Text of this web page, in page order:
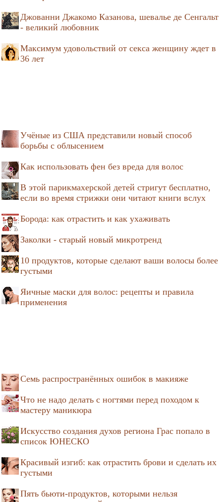
Джованни Джакомо Казанова, шевалье де Сенгальт
- великий любовник
Максимум удовольствий от секса женщину ждет в
36 лет
Учёные из США представили новый способ
борьбы с облысением
Как использовать фен без вреда для волос
В этой парикмахерской детей стригут бесплатно,
если во время стрижки они читают книги вслух
Борода: как отрастить и как ухаживать
Заколки - старый новый микротренд
10 продуктов, которые сделают ваши волосы более
густыми
Яичные маски для волос: рецепты и правила
применения
Семь распространённых ошибок в макияже
Что не надо делать с ногтями перед походом к
мастеру маникюра
Искусство создания духов региона Грас попало в
список ЮНЕСКО
Красивый изгиб: как отрастить брови и сделать их
густыми
Пять бьюти-продуктов, которыми нельзя